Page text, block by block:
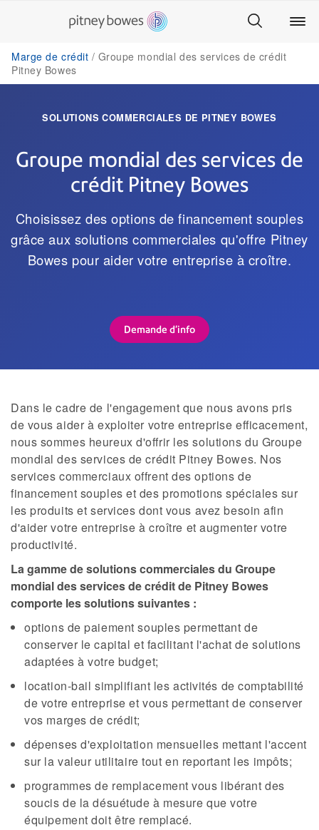
Marge de crédit
Groupe mondial des services de crédit
Pitney Bowes
SOLUTIONS COMMERCIALES DE PITNEY BOWES
Groupe mondial des services de
crédit Pitney Bowes
Choisissez des options de financement souples
grâce aux solutions commerciales qu'offre Pitney
Bowes pour aider votre entreprise à croître.
Demande d'info
Dans le cadre de l'engagement que nous avons pris
de vous aider à exploiter votre entreprise efficacement,
nous sommes heureux d'offrir les solutions du Groupe
mondial des services de crédit Pitney Bowes. Nos
services commerciaux offrent des options de
financement souples et des promotions spéciales sur
les produits et services dont vous avez besoin afin
d'aider votre entreprise à croître et augmenter votre
productivité.
La gamme de solutions commerciales du Groupe
mondial des services de crédit de Pitney Bowes
comporte les solutions suivantes :
options de paiement souples permettant de
conserver le capital et facilitant l'achat de solutions
adaptées à votre budget;
location-bail simplifiant les activités de comptabilité
de votre entreprise et vous permettant de conserver
vos marges de crédit;
dépenses d'exploitation mensuelles mettant l'accent
sur la valeur utilitaire tout en reportant les impôts;
programmes de remplacement vous libérant des
soucis de la désuétude à mesure que votre
équipement doit être remplacé.